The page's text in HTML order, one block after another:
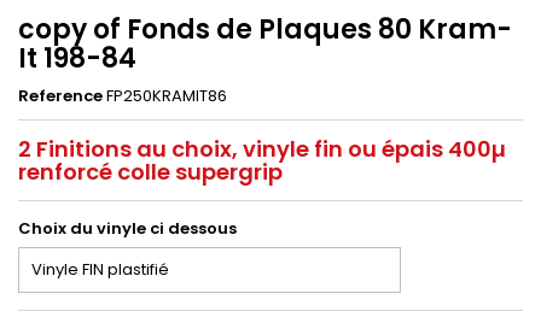
copy of Fonds de Plaques 80 Kram-
It 198-84
ReferenceFP250KRAMIT86
2 Finitions au choix, vinyle fin ou épais 400µ
renforcé colle supergrip
Choix du vinyle ci dessous